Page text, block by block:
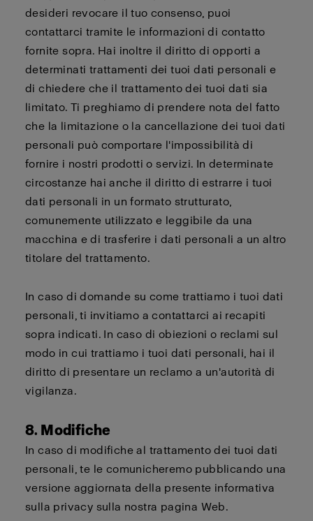
desideri revocare il tuo consenso, puoi
contattarci tramite le informazioni di contatto
fornite sopra. Hai inoltre il diritto di opporti a
determinati trattamenti dei tuoi dati personali e
di chiedere che il trattamento dei tuoi dati sia
limitato. Ti preghiamo di prendere nota del fatto
che la limitazione o la cancellazione dei tuoi dati
personali può comportare l'impossibilità di
fornire i nostri prodotti o servizi. In determinate
circostanze hai anche il diritto di estrarre i tuoi
dati personali in un formato strutturato,
comunemente utilizzato e leggibile da una
macchina e di trasferire i dati personali a un altro
titolare del trattamento.
In caso di domande su come trattiamo i tuoi dati
personali, ti invitiamo a contattarci ai recapiti
sopra indicati. In caso di obiezioni o reclami sul
modo in cui trattiamo i tuoi dati personali, hai il
diritto di presentare un reclamo a un'autorità di
vigilanza.
8. Modifiche
In caso di modifiche al trattamento dei tuoi dati
personali, te le comunicheremo pubblicando una
versione aggiornata della presente informativa
sulla privacy sulla nostra pagina Web.